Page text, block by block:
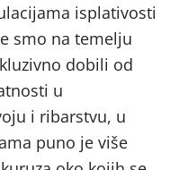
isplativosti
smo na temelju
dobili od
u
i ribarstvu, u
puno je više